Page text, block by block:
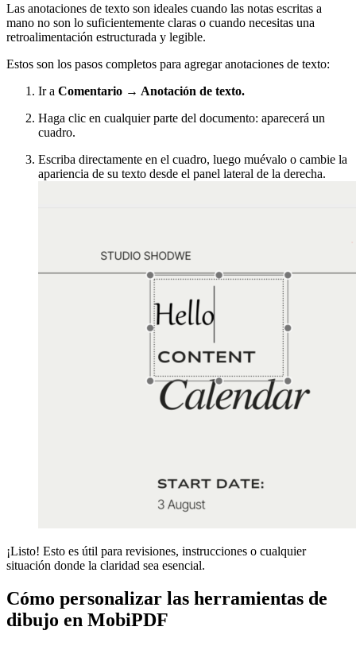
Las anotaciones de texto son ideales cuando las notas escritas a
mano no son lo suficientemente claras o cuando necesitas una
retroalimentación estructurada y legible.
Estos son los pasos completos para agregar anotaciones de texto:
Ir a Comentario → Anotación de texto.
Haga clic en cualquier parte del documento: aparecerá un
cuadro.
Escriba directamente en el cuadro, luego muévalo o cambie la
apariencia de su texto desde el panel lateral de la derecha.
¡Listo! Esto es útil para revisiones, instrucciones o cualquier
situación donde la claridad sea esencial.
Cómo personalizar las herramientas de
dibujo en MobiPDF